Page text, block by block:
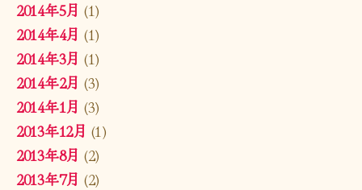
2014年5月 (1)
2014年4月 (1)
2014年3月 (1)
2014年2月 (3)
2014年1月 (3)
2013年12月 (1)
2013年8月 (2)
2013年7月 (2)